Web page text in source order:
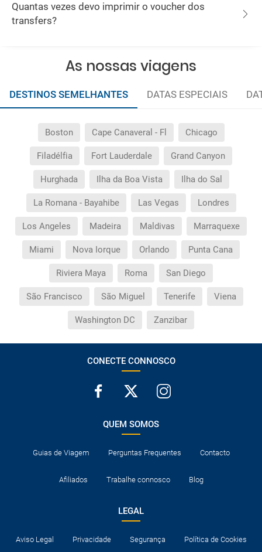
Quantas vezes devo imprimir o voucher dos
transfers?
As nossas viagens
DESTINOS SEMELHANTES DATAS ESPECIAIS
Boston Cape Canaveral - Fl Chicago
Filadélfia Fort Lauderdale Grand Canyon
Hurghada Ilha da Boa Vista Ilha do Sal
La Romana - Bayahibe Las Vegas Londres
Los Angeles Madeira Maldivas Marraquexe
Miami Nova Iorque Orlando Punta Cana
Riviera Maya Roma San Diego
São Francisco São Miguel Tenerife Viena
Washington DC Zanzibar
CONECTE CONNOSCO
QUEM SOMOS
Guias de Viagem Perguntas Frequentes Contacto
Afiliados Trabalhe connosco Blog
LEGAL
Aviso Legal Privacidade Segurança Política de Cookies